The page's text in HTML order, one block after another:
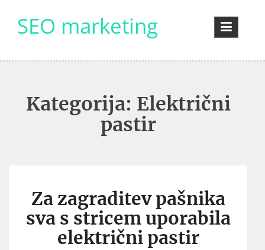
contentSEO marketing
Kategorija: Električni
pastir
Za zagraditev pašnika
sva s stricem uporabila
električni pastir